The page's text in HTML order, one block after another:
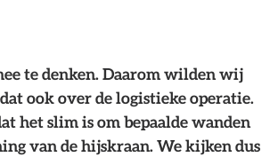
te denken. Daarom wilden wij
ook over de logistieke operatie.
het slim is om bepaalde wanden
van de hijskraan. We kijken dus